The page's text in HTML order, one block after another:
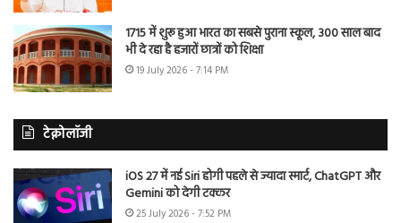
1715 में शुरू हुआ भारत का सबसे पुराना स्कूल, 300 साल बाद
भी दे रहा है हजारों छात्रों को शिक्षा
19 July 2026 - 7:14 PM
टेक्नोलॉजी
iOS 27 में नई Siri होगी पहले से ज्यादा स्मार्ट, ChatGPT और
Gemini को देगी टक्कर
25 July 2026 - 7:52 PM